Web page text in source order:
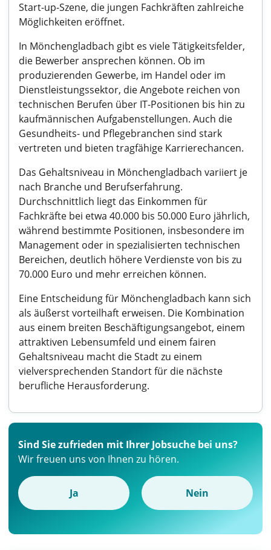
Start-up-Szene, die jungen Fachkräften zahlreiche
Möglichkeiten eröffnet.
In Mönchengladbach gibt es viele Tätigkeitsfelder,
die Bewerber ansprechen können. Ob im
produzierenden Gewerbe, im Handel oder im
Dienstleistungssektor, die Angebote reichen von
technischen Berufen über IT-Positionen bis hin zu
kaufmännischen Aufgabenstellungen. Auch die
Gesundheits- und Pflegebranchen sind stark
vertreten und bieten tragfähige Karrierechancen.
Das Gehaltsniveau in Mönchengladbach variiert je
nach Branche und Berufserfahrung.
Durchschnittlich liegt das Einkommen für
Fachkräfte bei etwa 40.000 bis 50.000 Euro jährlich,
während bestimmte Positionen, insbesondere im
Management oder in spezialisierten technischen
Bereichen, deutlich höhere Verdienste von bis zu
70.000 Euro und mehr erreichen können.
Eine Entscheidung für Mönchengladbach kann sich
als äußerst vorteilhaft erweisen. Die Kombination
aus einem breiten Beschäftigungsangebot, einem
attraktiven Lebensumfeld und einem fairen
Gehaltsniveau macht die Stadt zu einem
vielversprechenden Standort für die nächste
berufliche Herausforderung.
Sind Sie zufrieden mit Ihrer Jobsuche bei uns?
Wir freuen uns von Ihnen zu hören.
Ja Nein